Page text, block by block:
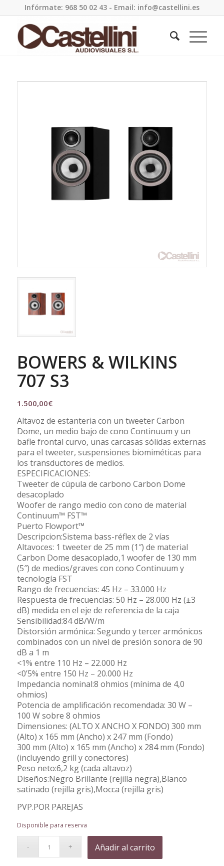
Infórmate: 968 50 02 43 - Email: info@castellini.es
BOWERS & WILKINS
707 S3
1.500,00€
Altavoz de estanteria con un tweeter Carbon
Dome, un medio bajo de cono Continuum y un
bafle frontal curvo, unas carcasas sólidas externas
para el tweeter, suspensiones biomiméticas para
los transductores de medios.
ESPECIFICACIONES:
Tweeter de cúpula de carbono Carbon Dome
desacoplado
Woofer de rango medio con cono de material
Continuum™ FST™
Puerto Flowport™
Descripcion:Sistema bass-réflex de 2 vías
Altavoces: 1 tweeter de 25 mm (1″) de material
Carbon Dome desacoplado,1 woofer de 130 mm
(5″) de medios/graves con cono Continuum y
tecnología FST
Rango de frecuencias: 45 Hz – 33.000 Hz
Respuesta de frecuencias: 50 Hz – 28.000 Hz (±3
dB) medida en el eje de referencia de la caja
Sensibilidad:84 dB/W/m
Distorsión armónica: Segundo y tercer armónicos
combinados con un nivel de presión sonora de 90
dB a 1 m
<1% entre 110 Hz – 22.000 Hz
<0’5% entre 150 Hz – 20.000 Hz
Impedancia nominal:8 ohmios (mínima de 4,0
ohmios)
Potencia de amplificación recomendada: 30 W –
100 W sobre 8 ohmios
Dimensiones: (ALTO X ANCHO X FONDO) 300 mm
(Alto) x 165 mm (Ancho) x 247 mm (Fondo)
300 mm (Alto) x 165 mm (Ancho) x 284 mm (Fondo)
(incluyendo grill y conectores)
Peso neto:6,2 kg (cada altavoz)
Diseños:Negro Brillante (rejilla negra),Blanco
satinado (rejilla gris),Mocca (rejilla gris)
PVP.POR PAREJAS
Disponible para reserva
Añadir al carrito